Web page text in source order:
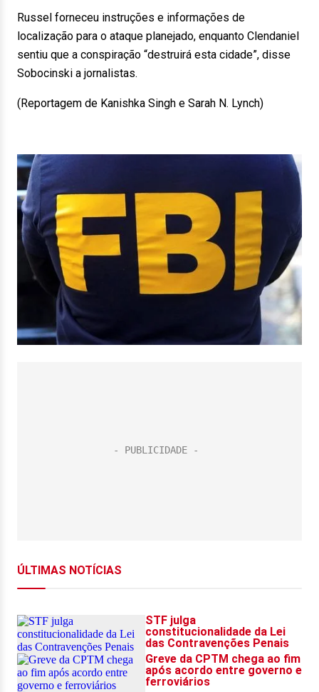
Russel forneceu instruções e informações de
localização para o ataque planejado, enquanto Clendaniel
sentiu que a conspiração “destruirá esta cidade”, disse
Sobocinski a jornalistas.
(Reportagem de Kanishka Singh e Sarah N. Lynch)